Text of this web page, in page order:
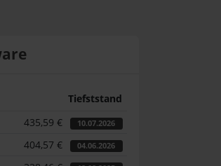
Tiefststand
435,59 € 10.07.2026
404,57 € 04.06.2026